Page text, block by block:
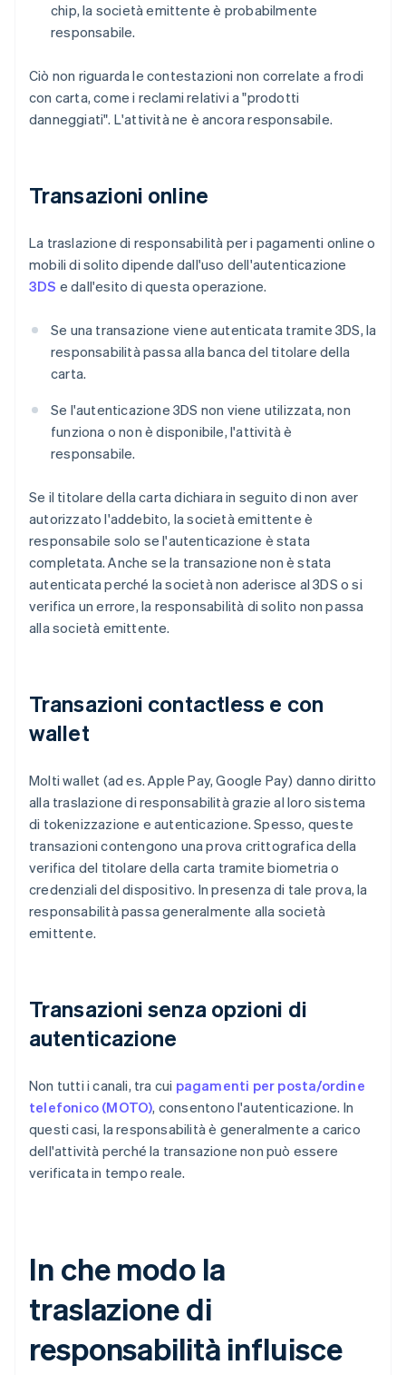
chip, la società emittente è probabilmente
responsabile.
Ciò non riguarda le contestazioni non correlate a frodi
con carta, come i reclami relativi a "prodotti
danneggiati". L'attività ne è ancora responsabile.
Transazioni online
La traslazione di responsabilità per i pagamenti online o
mobili di solito dipende dall'uso dell'autenticazione
3DS e dall'esito di questa operazione.
Se una transazione viene autenticata tramite 3DS, la
responsabilità passa alla banca del titolare della
carta.
Se l'autenticazione 3DS non viene utilizzata, non
funziona o non è disponibile, l'attività è
responsabile.
Se il titolare della carta dichiara in seguito di non aver
autorizzato l'addebito, la società emittente è
responsabile solo se l'autenticazione è stata
completata. Anche se la transazione non è stata
autenticata perché la società non aderisce al 3DS o si
verifica un errore, la responsabilità di solito non passa
alla società emittente.
Transazioni contactless e con
wallet
Molti wallet (ad es. Apple Pay, Google Pay) danno diritto
alla traslazione di responsabilità grazie al loro sistema
di tokenizzazione e autenticazione. Spesso, queste
transazioni contengono una prova crittografica della
verifica del titolare della carta tramite biometria o
credenziali del dispositivo. In presenza di tale prova, la
responsabilità passa generalmente alla società
emittente.
Transazioni senza opzioni di
autenticazione
Non tutti i canali, tra cui pagamenti per posta/ordine
telefonico (MOTO), consentono l'autenticazione. In
questi casi, la responsabilità è generalmente a carico
dell'attività perché la transazione non può essere
verificata in tempo reale.
In che modo la
traslazione di
responsabilità influisce